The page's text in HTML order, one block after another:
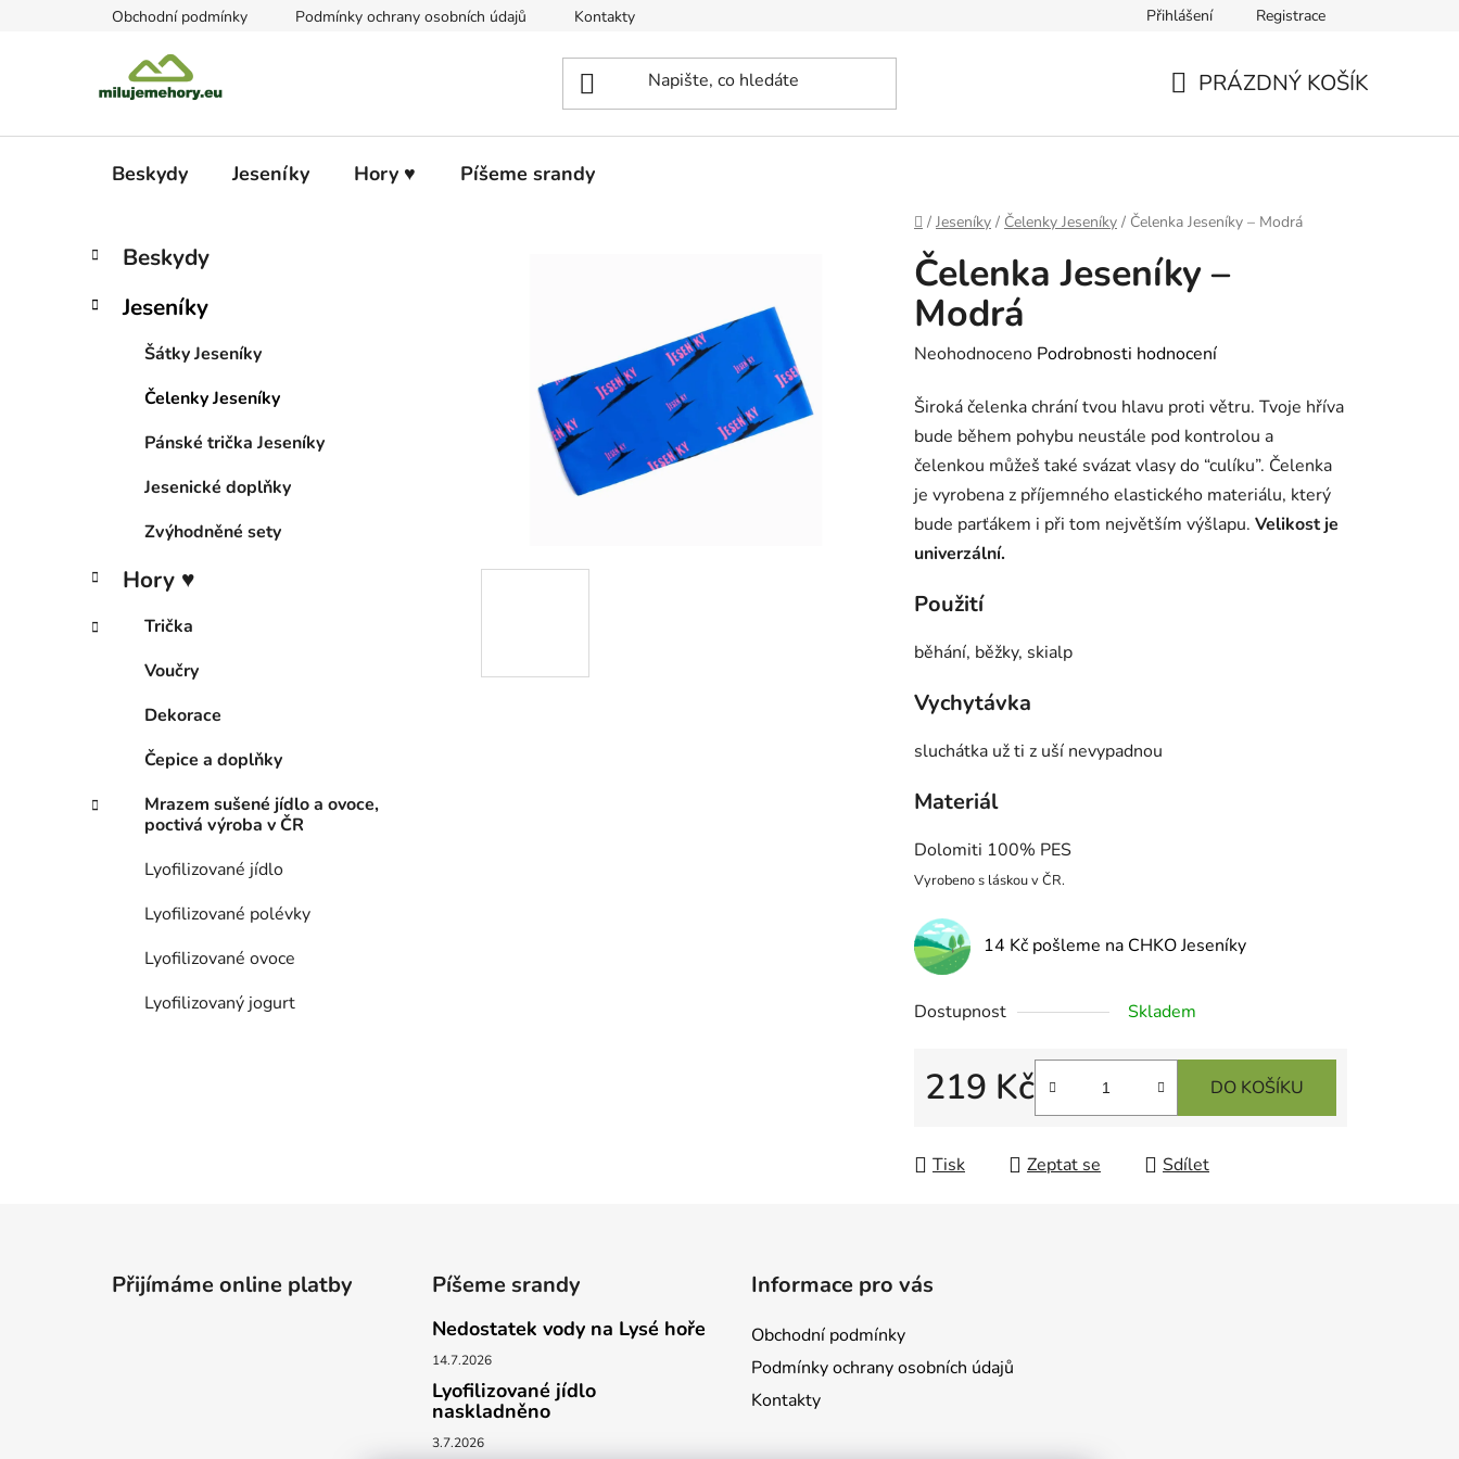
Obchodní podmínky Podmínky ochrany osobních údajů Kontakty Přihlášení Registrace
PRÁZDNÝ KOŠÍK
Beskydy Jeseníky Hory ♥ Píšeme srandy
Domů
/ Jeseníky / Čelenky Jeseníky / Čelenka Jeseníky – Modrá
P
s
e
Přeskočit
kategorie
K
a
e
Beskydy
Jeseníky
Šátky Jeseníky
Čelenky Jeseníky
Pánské trička Jeseníky
Jesenické doplňky
Zvýhodněné sety
Hory ♥
Trička
Voučry
Dekorace
Čepice a doplňky
Mrazem sušené jídlo a ovoce,
poctivá výroba v ČR
Lyofilizované jídlo
Lyofilizované polévky
Lyofilizované ovoce
Lyofilizovaný jogurt
Čelenka Jeseníky –
Modrá
Průměrné
produktu
je
0,0
z
5
hvězdiček.
Neohodnoceno Podrobnosti hodnocení
Široká čelenka chrání tvou hlavu proti větru. Tvoje hříva
bude během pohybu neustále pod kontrolou a
čelenkou můžeš také svázat vlasy do “culíku”. Čelenka
je vyrobena z příjemného elastického materiálu, který
bude parťákem i při tom největším výšlapu. Velikost je
univerzální.
Použití
běhání, běžky, skialp
Vychytávka
sluchátka už ti z uší nevypadnou
Materiál
Dolomiti 100% PES
Vyrobeno s láskou v ČR.
14 Kč pošleme na CHKO Jeseníky
Dostupnost Skladem
219 Kč DO KOŠÍKU
Tisk Zeptat se Sdílet
Přijímáme online platby Píšeme srandy
Nedostatek vody na Lysé hoře
14.7.2026
Lyofilizované jídlo
naskladněno
3.7.2026
Informace pro vás
Obchodní podmínky
Podmínky ochrany osobních údajů
Kontakty